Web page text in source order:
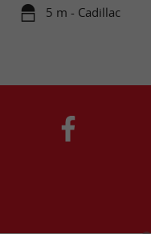
5 m - Cadillac